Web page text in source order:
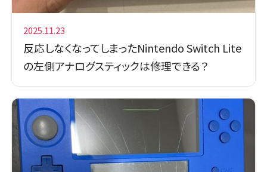
2025.11.23
反応しなくなってしまったNintendo Switch Lite
の左側アナログスティックは修理できる？